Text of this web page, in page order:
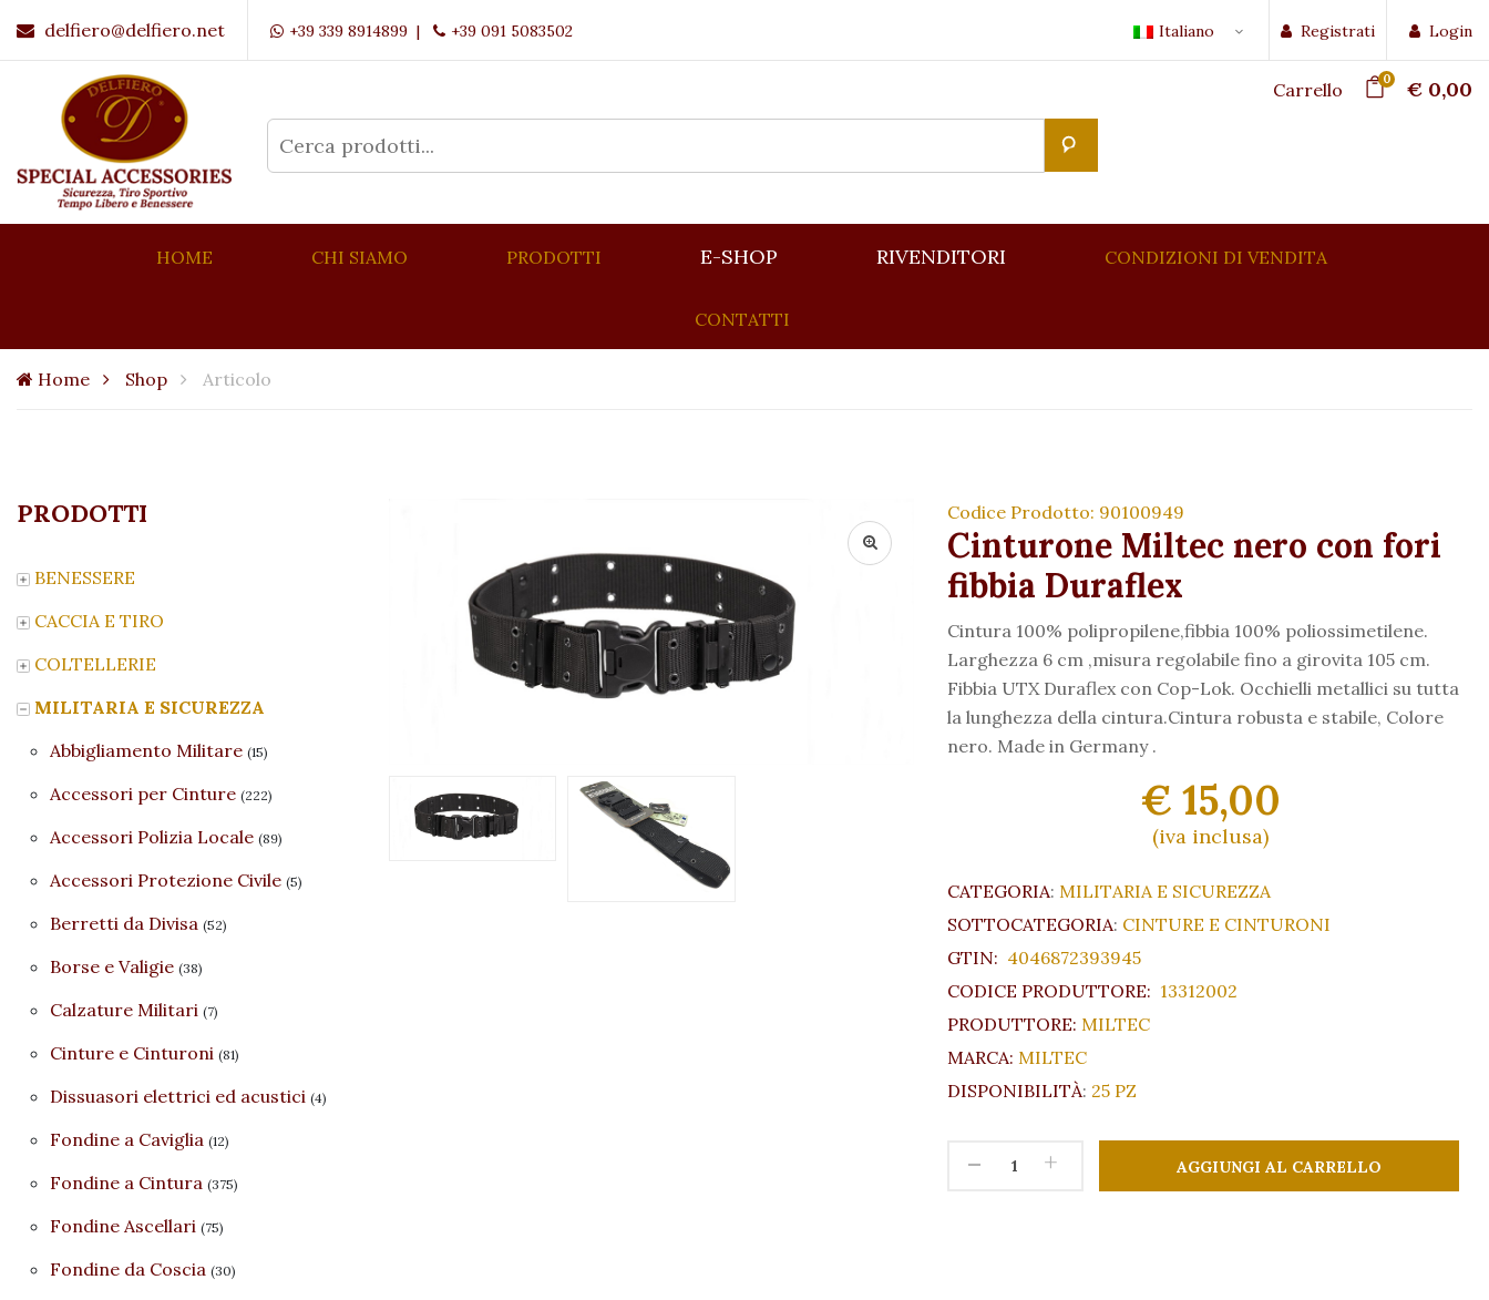
delfiero@delfiero.net +39 339 8914899 | +39 091 5083502 Login
Registrati
Italiano
Carrello 0 € 0,00
HOME CHI SIAMO PRODOTTI E-SHOP RIVENDITORI CONDIZIONI DI VENDITA
CONTATTI
Home Shop Articolo
PRODOTTI
BENESSERE
CACCIA E TIRO
COLTELLERIE
MILITARIA E SICUREZZA
Abbigliamento Militare (15)
Accessori per Cinture (222)
Accessori Polizia Locale (89)
Accessori Protezione Civile (5)
Berretti da Divisa (52)
Borse e Valigie (38)
Calzature Militari (7)
Cinture e Cinturoni (81)
Dissuasori elettrici ed acustici (4)
Fondine a Caviglia (12)
Fondine a Cintura (375)
Fondine Ascellari (75)
Fondine da Coscia (30)
Codice Prodotto: 90100949
Cinturone Miltec nero con fori
fibbia Duraflex
Cintura 100% polipropilene,fibbia 100% poliossimetilene.
Larghezza 6 cm ,misura regolabile fino a girovita 105 cm.
Fibbia UTX Duraflex con Cop-Lok. Occhielli metallici su tutta
la lunghezza della cintura.Cintura robusta e stabile, Colore
nero. Made in Germany .
€ 15,00
(iva inclusa)
CATEGORIA: MILITARIA E SICUREZZA
SOTTOCATEGORIA: CINTURE E CINTURONI
GTIN: 4046872393945
CODICE PRODUTTORE: 13312002
PRODUTTORE: MILTEC
MARCA: MILTEC
DISPONIBILITÀ: 25 PZ
- +